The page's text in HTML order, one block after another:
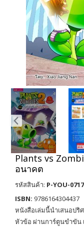
Plants vs
อนาคต
รหัสสินค้า: P-YOU-0717
ISBN: 9786164304437
หนังสือเล่มนี้นำเสนอปริ
หัวข้อ ผ่านการ์ตูนขำขัน